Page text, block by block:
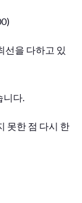
선을 다하고 있
니다.
못한 점 다시 한